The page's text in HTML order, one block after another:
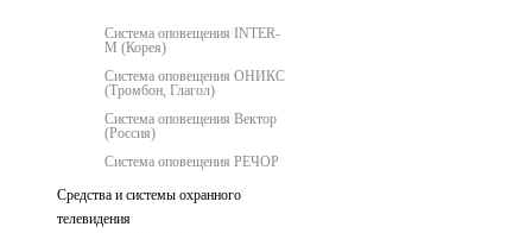
Система оповещения INTER-
M (Корея)
Система оповещения ОНИКС
(Тромбон, Глагол)
Система оповещения Вектор
(Россия)
Система оповещения РЕЧОР
Средства и системы охранного
телевидения